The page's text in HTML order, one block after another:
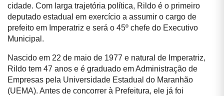
cidade. Com larga trajetória política, Rildo é o primeiro
deputado estadual em exercício a assumir o cargo de
prefeito em Imperatriz e será o 45º chefe do Executivo
Municipal.
Nascido em 22 de maio de 1977 e natural de Imperatriz,
Rildo tem 47 anos e é graduado em Administração de
Empresas pela Universidade Estadual do Maranhão
(UEMA). Antes de concorrer à Prefeitura, ele já foi